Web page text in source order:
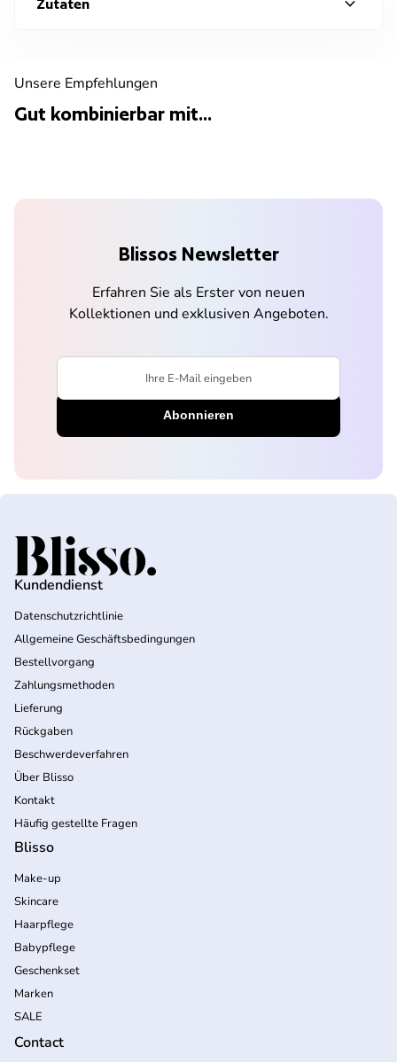
Zutaten
Unsere Empfehlungen
Gut kombinierbar mit...
Blissos Newsletter
Erfahren Sie als Erster von neuen
Kollektionen und exklusiven Angeboten.
Ihre E-Mail eingeben
Startseite
Kundendienst
Datenschutzrichtlinie
Allgemeine Geschäftsbedingungen
Bestellvorgang
Zahlungsmethoden
Lieferung
Rückgaben
Beschwerdeverfahren
Über Blisso
Kontakt
Häufig gestellte Fragen
Blisso
Make-up
Skincare
Haarpflege
Babypflege
Geschenkset
Marken
SALE
Contact